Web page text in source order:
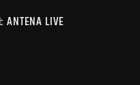
ANTENA LIVE